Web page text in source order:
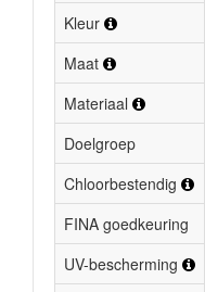
Kleur
Maat
Materiaal
Doelgroep
Chloorbestendig
FINA goedkeuring
UV-bescherming